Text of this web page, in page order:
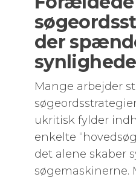
der
Mange arbejder
ukritisk fylder
enkelte
det alene skaber
søgemaskinerne.